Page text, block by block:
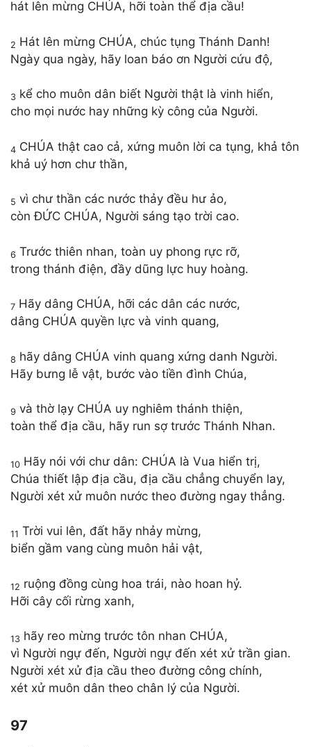
hát lên mừng CHÚA, hỡi toàn thể địa cầu!
2 Hát lên mừng CHÚA, chúc tụng Thánh Danh!
Ngày qua ngày, hãy loan báo ơn Người cứu độ,
3 kể cho muôn dân biết Người thật là vinh hiển,
cho mọi nước hay những kỳ công của Người.
4 CHÚA thật cao cả, xứng muôn lời ca tụng, khả tôn
khả uý hơn chư thần,
5 vì chư thần các nước thảy đều hư ảo,
còn ĐỨC CHÚA, Người sáng tạo trời cao.
6 Trước thiên nhan, toàn uy phong rực rỡ,
trong thánh điện, đầy dũng lực huy hoàng.
7 Hãy dâng CHÚA, hỡi các dân các nước,
dâng CHÚA quyền lực và vinh quang,
8 hãy dâng CHÚA vinh quang xứng danh Người.
Hãy bưng lễ vật, bước vào tiền đình Chúa,
9 và thờ lạy CHÚA uy nghiêm thánh thiện,
toàn thể địa cầu, hãy run sợ trước Thánh Nhan.
10 Hãy nói với chư dân: CHÚA là Vua hiển trị,
Chúa thiết lập địa cầu, địa cầu chẳng chuyển lay,
Người xét xử muôn nước theo đường ngay thẳng.
11 Trời vui lên, đất hãy nhảy mừng,
biển gầm vang cùng muôn hải vật,
12 ruộng đồng cùng hoa trái, nào hoan hỷ.
Hỡi cây cối rừng xanh,
13 hãy reo mừng trước tôn nhan CHÚA,
vì Người ngự đến, Người ngự đến xét xử trần gian.
Người xét xử địa cầu theo đường công chính,
xét xử muôn dân theo chân lý của Người.
97